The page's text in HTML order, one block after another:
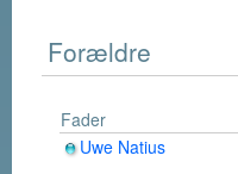
Forældre
Fader
Uwe Natius